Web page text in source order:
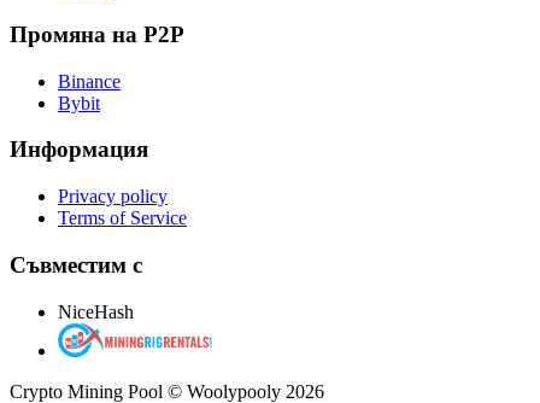
Промяна на P2P
Binance
Bybit
Информация
Privacy policy
Terms of Service
Съвместим с
NiceHash
Crypto Mining Pool © Woolypooly 2026